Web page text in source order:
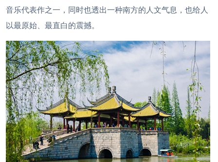
音乐代表作之一，同时也透出一种南方的人文气息，也给人
以最原始、最直白的震撼。